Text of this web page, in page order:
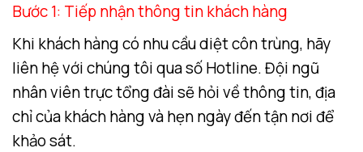
Bước 1: Tiếp nhận thông tin khách hàng
Khi khách hàng có nhu cầu diệt côn trùng, hãy
liên hệ với chúng tôi qua số Hotline. Đội ngũ
nhân viên trực tổng đài sẽ hỏi về thông tin, địa
chỉ của khách hàng và hẹn ngày đến tận nơi để
khảo sát.